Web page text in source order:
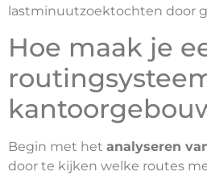
lastminuutzoektochten door
Hoe maak je
Begin met het analyseren
door te kijken welke routes